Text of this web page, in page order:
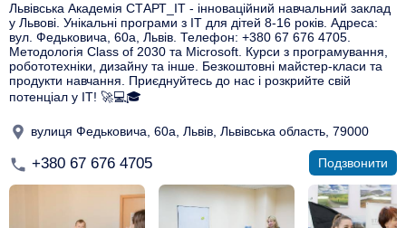
Львівська Академія СТАРТ_ІТ - інноваційний навчальний заклад
у Львові. Унікальні програми з ІТ для дітей 8-16 років. Адреса:
вул. Федьковича, 60а, Львів. Телефон: +380 67 676 4705.
Методологія Class of 2030 та Microsoft. Курси з програмування,
робототехніки, дизайну та інше. Безкоштовні майстер-класи та
продукти навчання. Приєднуйтесь до нас і розкрийте свій
потенціал у ІТ! 🚀💻🎓
вулиця Федьковича, 60а, Львів, Львівська область, 79000
+380 67 676 4705 Подзвонити